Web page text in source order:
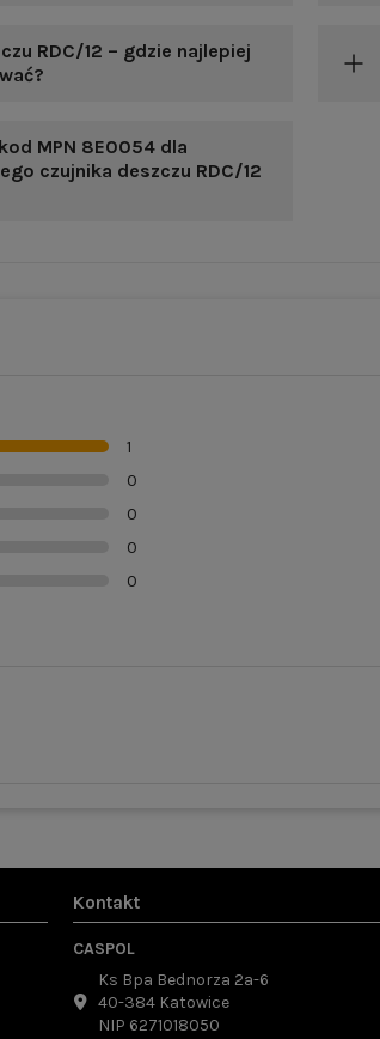
RDC/12 – gdzie najlepiej
MPN 8E0054 dla
czujnika deszczu RDC/12
1
0
0
0
0
Kontakt
CASPOL
Ks Bpa Bednorza 2a-6
40-384 Katowice
NIP 6271018050